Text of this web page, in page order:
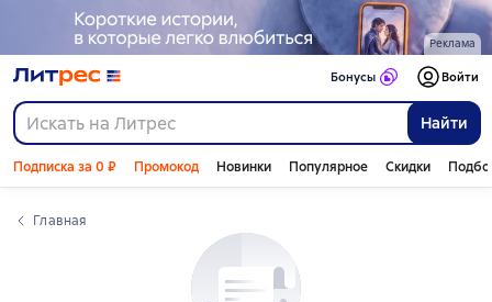
Реклама
Найти
Бонусы Войти
Подписка за 0 ₽ Промокод Новинки Популярное Скидки
Главная
Слайдер с книгами